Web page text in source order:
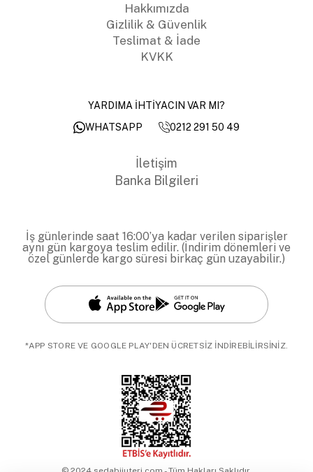
Hakkımızda
Gizlilik & Güvenlik
Teslimat & İade
KVKK
YARDIMA İHTİYACIN VAR MI?
WHATSAPP
0212 291 50 49
İletişim
Banka Bilgileri
İş günlerinde saat 16:00’ya kadar verilen siparişler
aynı gün kargoya teslim edilir. (İndirim dönemleri ve
özel günlerde kargo süresi birkaç gün uzayabilir.)
*APP STORE VE GOOGLE PLAY'DEN ÜCRETSİZ İNDİREBİLİRSİNİZ.